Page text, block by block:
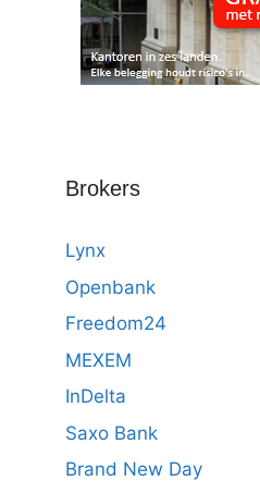
Brokers
Lynx
Openbank
Freedom24
MEXEM
InDelta
Saxo Bank
Brand New Day